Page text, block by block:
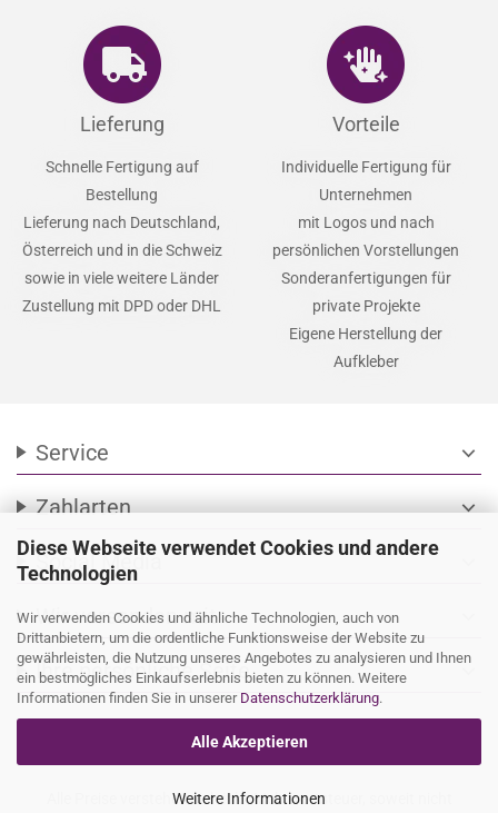
Diese Webseite verwendet Cookies und andere
Technologien
Wir verwenden Cookies und ähnliche Technologien, auch von
Drittanbietern, um die ordentliche Funktionsweise der Website zu
gewährleisten, die Nutzung unseres Angebotes zu analysieren und Ihnen
ein bestmögliches Einkaufserlebnis bieten zu können. Weitere
Informationen finden Sie in unserer Datenschutzerklärung.
Alle Akzeptieren
Weitere Informationen
Lieferung
Schnelle Fertigung auf
Bestellung
Lieferung nach Deutschland,
Österreich und in die Schweiz
sowie in viele weitere Länder
Zustellung mit DPD oder DHL
Vorteile
Individuelle Fertigung für
Unternehmen
mit Logos und nach
persönlichen Vorstellungen
Sonderanfertigungen für
private Projekte
Eigene Herstellung der
Aufkleber
Service expand_more
Zahlarten expand_more
Social Media
Wir versenden mit
Ihre persönliche Seite expand_more
Alle Preise verstehen sich inkl. Mehrwertsteuer, soweit nicht